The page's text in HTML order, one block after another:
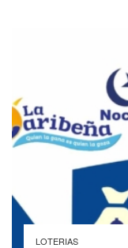
LOTERIAS